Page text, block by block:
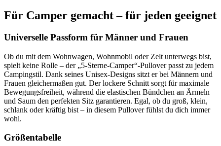
Für Camper gemacht – für jeden geeignet
Universelle Passform für Männer und Frauen
Ob du mit dem Wohnwagen, Wohnmobil oder Zelt unterwegs bist,
spielt keine Rolle – der „5-Sterne-Camper“-Pullover passt zu jedem
Campingstil. Dank seines Unisex-Designs sitzt er bei Männern und
Frauen gleichermaßen gut. Der lockere Schnitt sorgt für maximale
Bewegungsfreiheit, während die elastischen Bündchen an Ärmeln
und Saum den perfekten Sitz garantieren. Egal, ob du groß, klein,
schlank oder kräftig bist – in diesem Pullover fühlst du dich immer
wohl.
Größentabelle